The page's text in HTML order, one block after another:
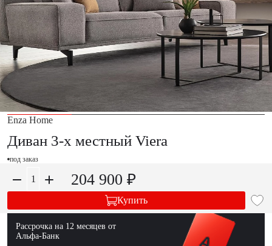
Enza Home
Диван 3-х местный Viera
под заказ
204 900 ₽
Купить
Рассрочка на 12 месяцев от
Альфа-Банк